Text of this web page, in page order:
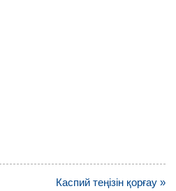
Каспий теңізін қорғау »